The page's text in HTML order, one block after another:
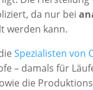
da nur bei
werden kann.
Spezialisten von
– damals für
die